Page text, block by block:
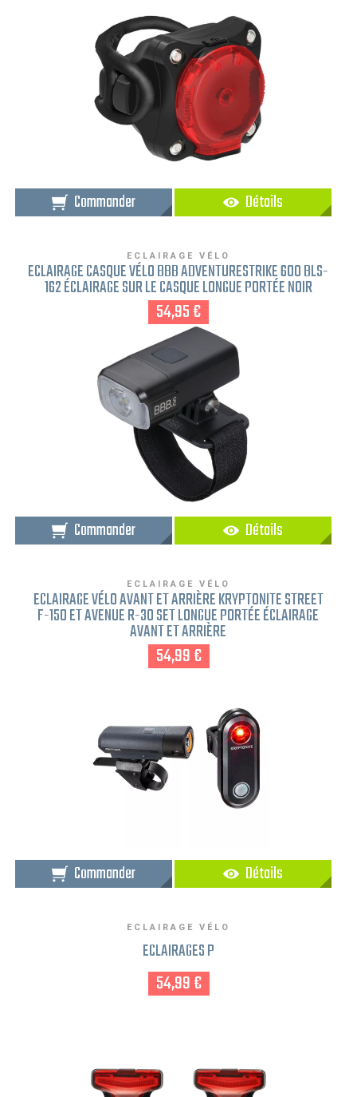
Commander Détails
ECLAIRAGE VÉLO
ECLAIRAGE CASQUE VÉLO BBB ADVENTURESTRIKE 600 BLS-
162 ÉCLAIRAGE SUR LE CASQUE LONGUE PORTÉE NOIR
54,95 €
Commander Détails
ECLAIRAGE VÉLO
ECLAIRAGE VÉLO AVANT ET ARRIÈRE KRYPTONITE STREET
F-150 ET AVENUE R-30 SET LONGUE PORTÉE ÉCLAIRAGE
AVANT ET ARRIÈRE
54,99 €
Commander Détails
ECLAIRAGE VÉLO
ECLAIRAGES P
54,99 €